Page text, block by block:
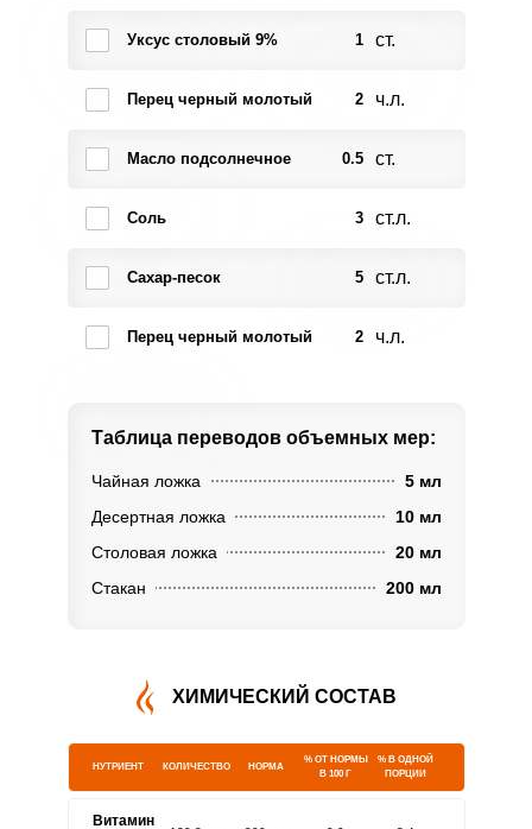
Уксус столовый 9% 1 ст.
Перец черный молотый 2 ч.л.
Масло подсолнечное 0.5 ст.
Соль 3 ст.л.
Сахар-песок 5 ст.л.
Перец черный молотый 2 ч.л.
Таблица переводов объемных мер:
Чайная ложка
5 мл
Десертная ложка
10 мл
Столовая ложка
20 мл
Стакан
200 мл
ХИМИЧЕСКИЙ СОСТАВ
НУТРИЕНТ КОЛИЧЕСТВО НОРМА
% ОТ НОРМЫ
В 100 Г
% В ОДНОЙ
ПОРЦИИ
Витамин